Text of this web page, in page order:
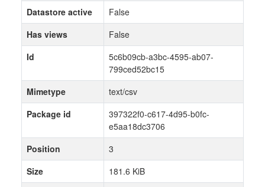
Datastore active
False
Has views
False
Id
5c6b09cb-a3bc-4595-ab07-
799ced52bc15
Mimetype
text/csv
Package id
397322f0-c617-4d95-b0fc-
e5aa18dc3706
Position
3
Size
181.6 KiB